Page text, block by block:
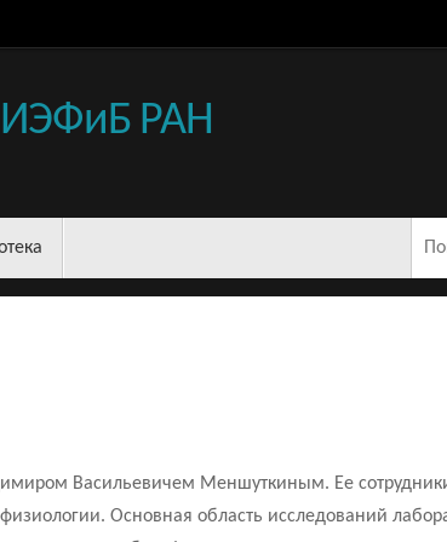
ИЭФиБ РАН
Васильевичем Меншуткиным. Ее
Основная область исследований